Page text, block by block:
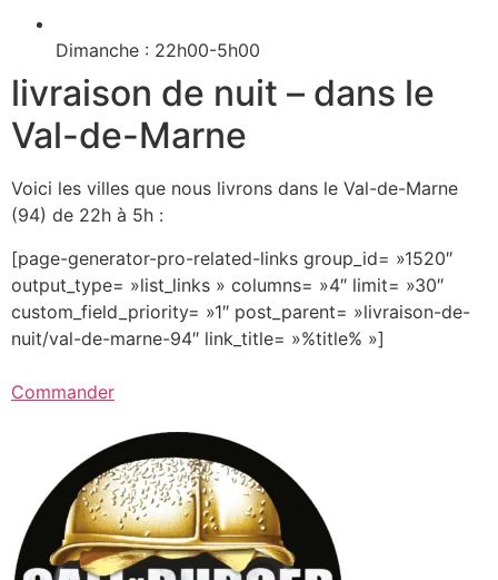
Dimanche : 22h00-5h00
livraison de nuit – dans le
Val-de-Marne
Voici les villes que nous livrons dans le Val-de-Marne
(94) de 22h à 5h :
[page-generator-pro-related-links group_id= »1520″
output_type= »list_links » columns= »4″ limit= »30″
custom_field_priority= »1″ post_parent= »livraison-de-
nuit/val-de-marne-94″ link_title= »%title% »]
Commander